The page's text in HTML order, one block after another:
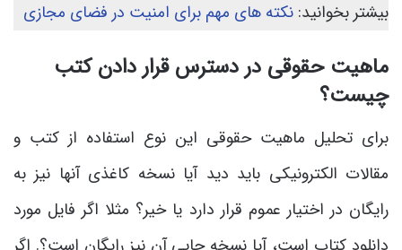
بیشتر بخوانید: نکته های مهم برای امنیت در فضای مجازی
ماهیت حقوقی در دسترس قرار دادن کتب
چیست؟
برای تحلیل ماهیت حقوقی این نوع استفاده از کتب و
مقالات الکترونیکی باید دید آیا نسخه کاغذی آنها نیز به
رایگان در اختیار عموم قرار دارد یا خیر؟ مثلا اگر فایل مورد